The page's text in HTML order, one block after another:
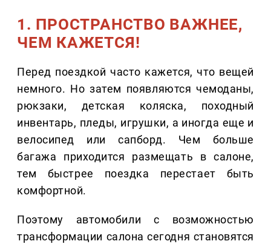
1. ПРОСТРАНСТВО ВАЖНЕЕ,
ЧЕМ КАЖЕТСЯ!
Перед поездкой часто кажется, что вещей
немного. Но затем появляются чемоданы,
рюкзаки, детская коляска, походный
инвентарь, пледы, игрушки, а иногда еще и
велосипед или сапборд. Чем больше
багажа приходится размещать в салоне,
тем быстрее поездка перестает быть
комфортной.
Поэтому автомобили с возможностью
трансформации салона сегодня становятся